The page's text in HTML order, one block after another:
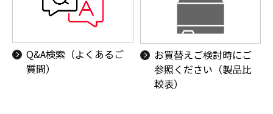
Q&A検索（よくあるご
質問）
お買替えご検討時にご
参照ください（製品比
較表）